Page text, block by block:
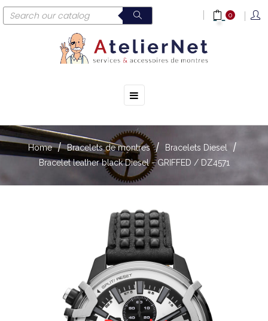
0
Toggle
navigation
☰
Home Bracelets de montres
Bracelets Diesel
Bracelet leather black Diesel - GRIFFED / DZ4571